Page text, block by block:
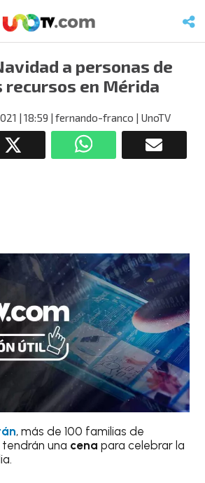
a personas de
recursos en Mérida
| 18:59 | fernando-franco | UnoTV
, más de 100 familias de
una cena para celebrar la